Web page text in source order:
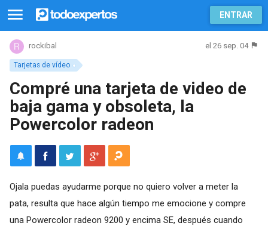
ENTRAR
Tarjetas de vídeo
rockibal el 26 sep. 04
Compré una tarjeta de video de
baja gama y obsoleta, la
Powercolor radeon
Ojala puedas ayudarme porque no quiero volver a meter la
pata, resulta que hace algún tiempo me emocione y compre
una Powercolor radeon 9200 y encima SE, después cuando